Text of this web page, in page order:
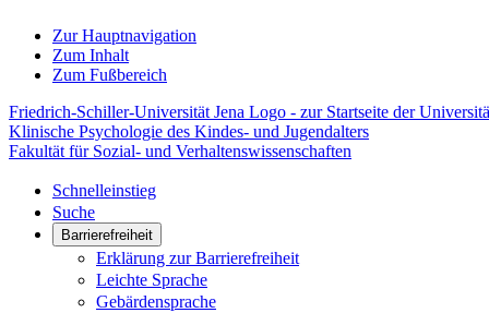
Zur Hauptnavigation
Zum Inhalt
Zum Fußbereich
Friedrich-Schiller-Universität Jena Logo - zur Startseite der
Klinische Psychologie des Kindes- und Jugendalters
Fakultät für Sozial- und Verhaltenswissenschaften
Schnelleinstieg
Suche
Barrierefreiheit
Erklärung zur Barrierefreiheit
Leichte Sprache
Gebärdensprache